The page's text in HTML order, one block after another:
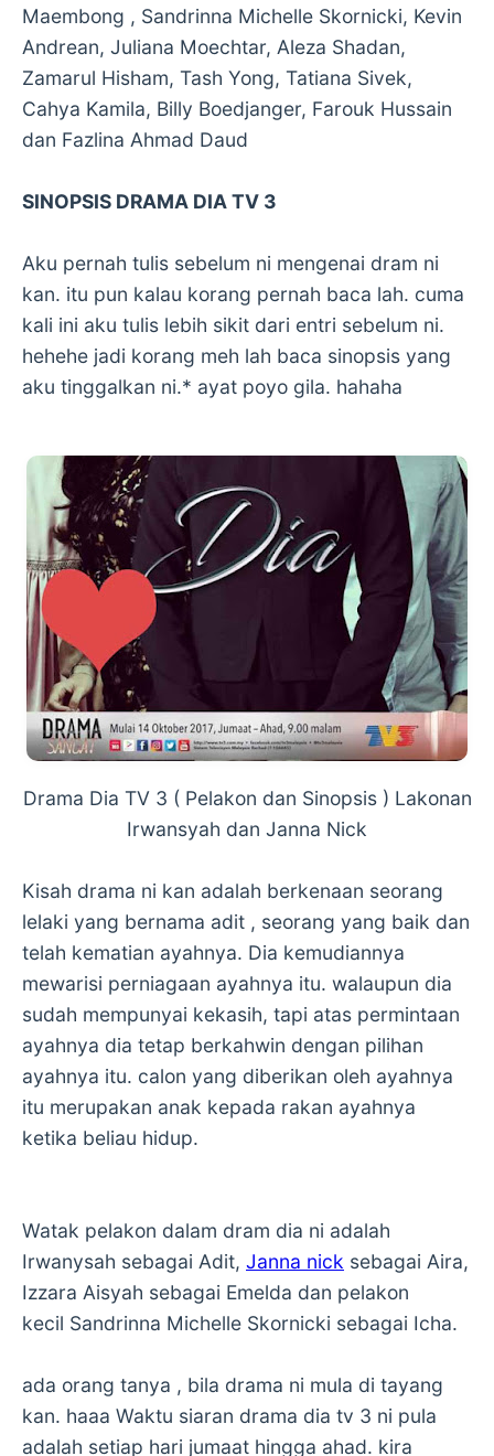
Maembong , Sandrinna Michelle Skornicki, Kevin
Andrean, Juliana Moechtar, Aleza Shadan,
Zamarul Hisham, Tash Yong, Tatiana Sivek,
Cahya Kamila, Billy Boedjanger, Farouk Hussain
dan Fazlina Ahmad Daud
SINOPSIS DRAMA DIA TV 3
Aku pernah tulis sebelum ni mengenai dram ni
kan. itu pun kalau korang pernah baca lah. cuma
kali ini aku tulis lebih sikit dari entri sebelum ni.
hehehe jadi korang meh lah baca sinopsis yang
aku tinggalkan ni.* ayat poyo gila. hahaha
Drama Dia TV 3 ( Pelakon dan Sinopsis ) Lakonan
Irwansyah dan Janna Nick
Kisah drama ni kan adalah berkenaan seorang
lelaki yang bernama adit , seorang yang baik dan
telah kematian ayahnya. Dia kemudiannya
mewarisi perniagaan ayahnya itu. walaupun dia
sudah mempunyai kekasih, tapi atas permintaan
ayahnya dia tetap berkahwin dengan pilihan
ayahnya itu. calon yang diberikan oleh ayahnya
itu merupakan anak kepada rakan ayahnya
ketika beliau hidup.
Watak pelakon dalam dram dia ni adalah
Irwanysah sebagai Adit, Janna nick sebagai Aira,
Izzara Aisyah sebagai Emelda dan pelakon
kecil Sandrinna Michelle Skornicki sebagai Icha.
ada orang tanya , bila drama ni mula di tayang
kan. haaa Waktu siaran drama dia tv 3 ni pula
adalah setiap hari jumaat hingga ahad. kira